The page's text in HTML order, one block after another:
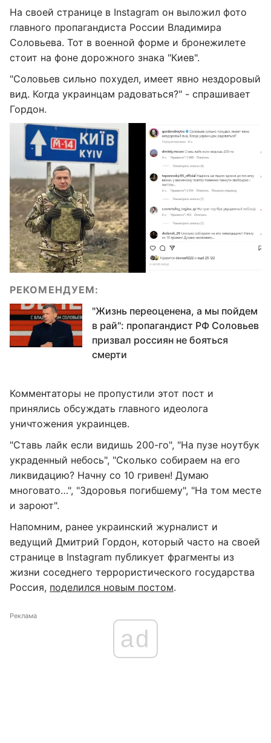
На своей странице в Instagram он выложил фото
главного пропагандиста России Владимира
Соловьева. Тот в военной форме и бронежилете
стоит на фоне дорожного знака "Киев".
"Соловьев сильно похудел, имеет явно нездоровый
вид. Когда украинцам радоваться?" - спрашивает
Гордон.
РЕКОМЕНДУЕМ:
"Жизнь переоценена, а мы пойдем
в рай": пропагандист РФ Соловьев
призвал россиян не бояться
смерти
Комментаторы не пропустили этот пост и
принялись обсуждать главного идеолога
уничтожения украинцев.
"Ставь лайк если видишь 200-го", "На пузе ноутбук
украденный небось", "Сколько собираем на его
ликвидацию? Начну со 10 гривен! Думаю
многовато…", "Здоровья погибшему", "На том месте
и зароют".
Напомним, ранее украинский журналист и
ведущий Дмитрий Гордон, который часто на своей
странице в Instagram публикует фрагменты из
жизни соседнего террористического государства
Россия, поделился новым постом.
Реклама
ad